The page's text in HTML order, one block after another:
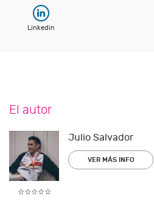
Linkedin
El autor
Julio Salvador
VER MÁS INFO